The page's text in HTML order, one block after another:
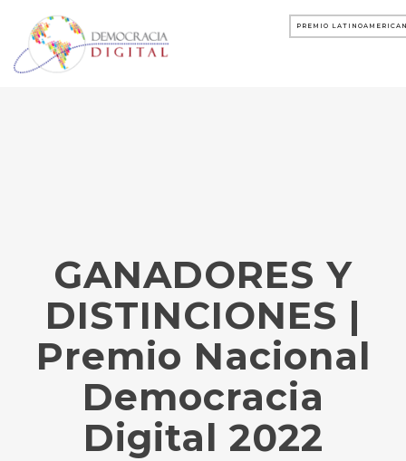
PREMIO
GANADORES Y
DISTINCIONES |
Premio Nacional
Democracia
Digital 2022